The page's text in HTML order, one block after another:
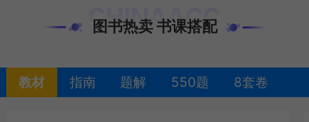
图书热卖 书课搭配
教材 指南 题解 550题 8套卷